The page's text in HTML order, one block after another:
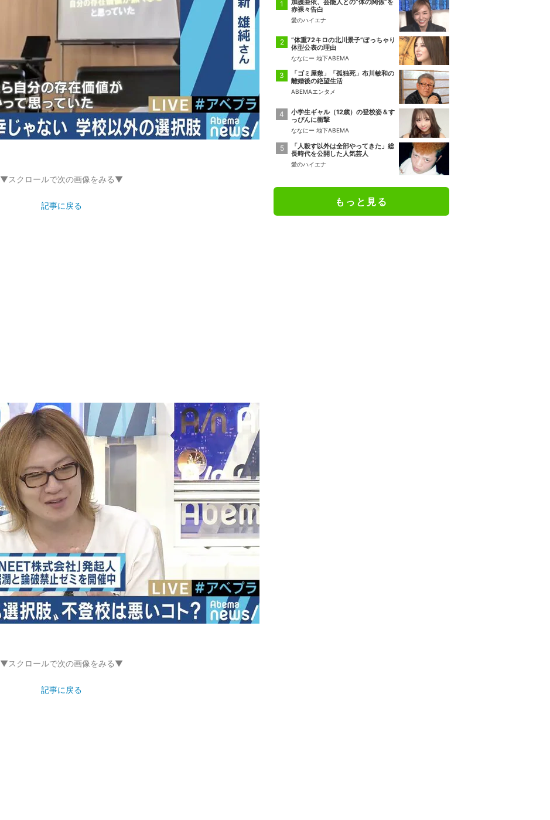
▼スクロールで次の画像をみる▼
記事に戻る
▼スクロールで次の画像をみる▼
記事に戻る
加護亜依、芸能人との“体の関係”を
赤裸々告白
愛のハイエナ
“体重72キロの北川景子”ぽっちゃり
体型公表の理由
ななにー 地下ABEMA
「ゴミ屋敷」「孤独死」布川敏和の
離婚後の絶望生活
ABEMAエンタメ
小学生ギャル（12歳）の登校姿＆す
っぴんに衝撃
ななにー 地下ABEMA
「人殺す以外は全部やってきた」総
長時代を公開した人気芸人
愛のハイエナ
もっと見る